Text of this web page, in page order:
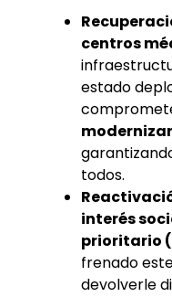
centros
estado
todos.
interés
prioritario
frenado
devolverle